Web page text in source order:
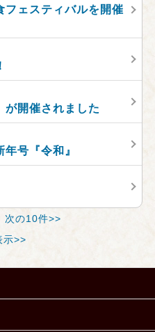
フェスティバルを開催
！
が開催されました
号『令和』
次の10件>>
示>>